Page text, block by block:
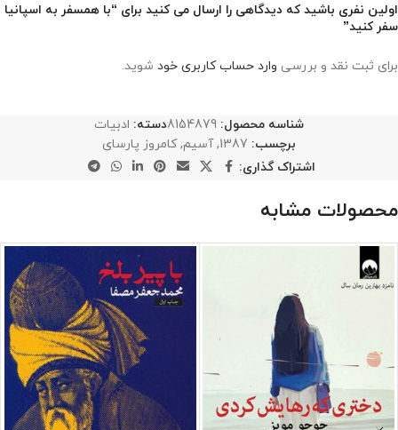
اولین نفری باشید که دیدگاهی را ارسال می کنید برای “با همسفر به اسپانیا
سفر کنید”
برای ثبت نقد و بررسی وارد حساب کاربری خود شوید.
شناسه محصول: 8154879دسته: ادبیات
برچسب: 1387
, آسیم, کامروز پارسای
اشتراک گذاری:
محصولات مشابه